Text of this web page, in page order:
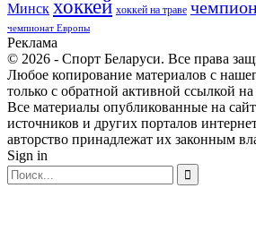
Минск хоккей хоккей на траве
чемпионат Европы
Реклама
© 2026 - Спорт Беларуси. Все права
Любое копирование материалов с
только с обратной активной ссылкой на
Все материалы опубликованные на
источников и других порталов
авторство принадлежат их законным
Sign in